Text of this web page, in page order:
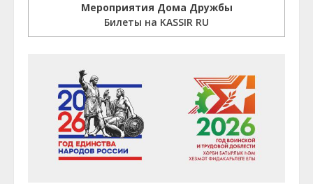
Мероприятия Дома Дружбы
Билеты на KASSIR RU